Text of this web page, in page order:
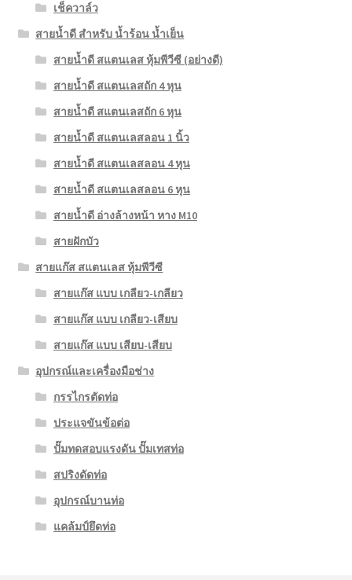
เช็ควาล์ว
สายน้ำดี สำหรับ น้ำร้อน น้ำเย็น
สายน้ำดี สแตนเลส หุ้มพีวีซี (อย่างดี)
สายน้ำดี สแตนเลสถัก 4 หุน
สายน้ำดี สแตนเลสถัก 6 หุน
สายน้ำดี สแตนเลสลอน 1 นิ้ว
สายน้ำดี สแตนเลสลอน 4 หุน
สายน้ำดี สแตนเลสลอน 6 หุน
สายน้ำดี อ่างล้างหน้า หาง M10
สายฝักบัว
สายแก๊ส สแตนเลส หุ้มพีวีซี
สายแก๊ส แบบ เกลียว-เกลียว
สายแก๊ส แบบ เกลียว-เสียบ
สายแก๊ส แบบ เสียบ-เสียบ
อุปกรณ์และเครื่องมือช่าง
กรรไกรตัดท่อ
ประแจขันข้อต่อ
ปั๊มทดสอบแรงดัน ปั๊มเทสท่อ
สปริงดัดท่อ
อุปกรณ์บานท่อ
แคล้มป์ยึดท่อ